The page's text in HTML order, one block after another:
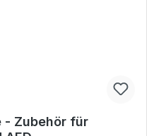
- Zubehör für